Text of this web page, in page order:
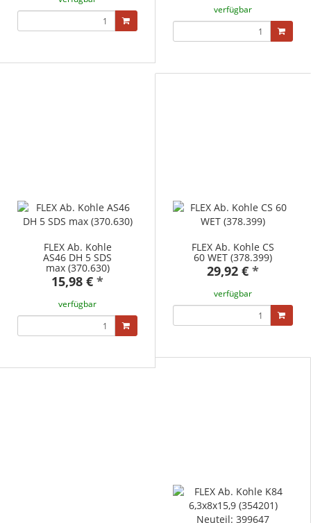
verfügbar
FLEX Ab. Kohle
AS46 DH 5 SDS
max (370.630)
15,98 € *
verfügbar
FLEX Ab. Kohle CS
60 WET (378.399)
29,92 € *
verfügbar